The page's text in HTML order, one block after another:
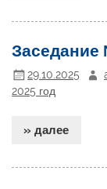
29.10.2025
2025 год
» далее